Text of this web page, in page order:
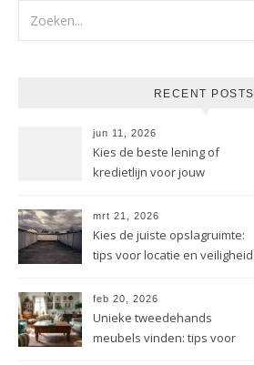
RECENT POSTS
jun 11, 2026
Kies de beste lening of
kredietlijn voor jouw
mrt 21, 2026
Kies de juiste opslagruimte:
tips voor locatie en veiligheid
feb 20, 2026
Unieke tweedehands
meubels vinden: tips voor